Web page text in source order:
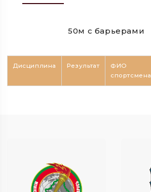
50м с барьерами
Дисциплина Результат
ФИО
спортсмена